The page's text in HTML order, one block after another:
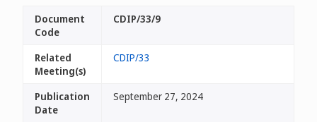
Document
Code
CDIP/33/9
Related
Meeting(s)
CDIP/33
Publication
Date
September 27, 2024